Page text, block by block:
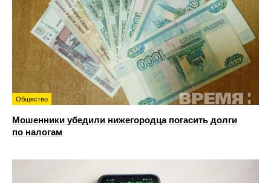
Общество
Мошенники убедили нижегородца погасить долги
по налогам